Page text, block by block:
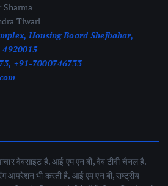
Sharma
Tiwari
Housing Board Shejbahar,
+91-7000746733
वेबसाइट है. आई एम एन बी, वेब टीवी चैनल है.
आपरेशन भी करती है. आई एम एन बी, राष्ट्रीय